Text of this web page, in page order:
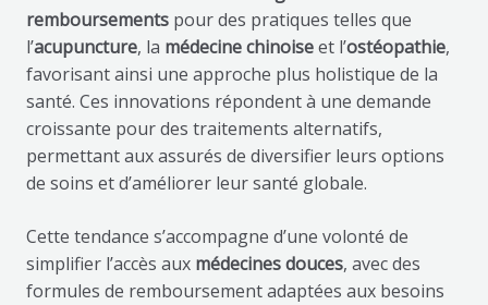
remboursementspour des pratiques telles que
l’acupuncture, la médecine chinoiseet l’ostéopathie,
favorisant ainsi une approche plus holistique de la
santé. Ces innovations répondent à une demande
croissante pour des traitements alternatifs,
permettant aux assurés de diversifier leurs options
de soins et d’améliorer leur santé globale.
Cette tendance s’accompagne d’une volonté de
simplifier l’accès aux médecines douces, avec des
formules de remboursement adaptées aux besoins